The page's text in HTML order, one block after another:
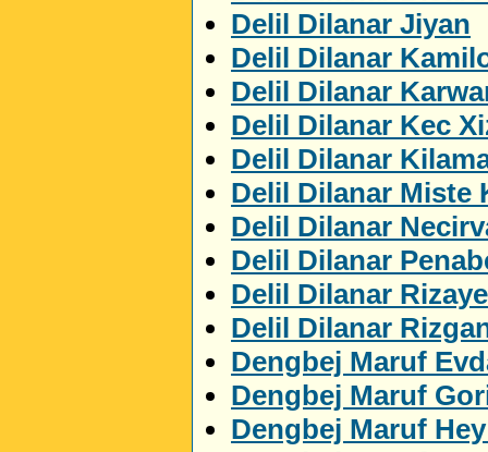
Delil Dilanar Jiyan
Delil Dilanar
Delil Dilanar
Delil Dilanar Kec
Delil Dilanar
Delil Dilanar Miste
Delil Dilanar
Delil Dilanar
Delil Dilanar
Delil Dilanar
Dengbej Maruf
Dengbej Maruf
Dengbej Maruf